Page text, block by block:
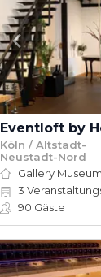
Eventloft by
Köln / Altstadt-
Neustadt-Nord
Gallery Museum
3
90 Gäste